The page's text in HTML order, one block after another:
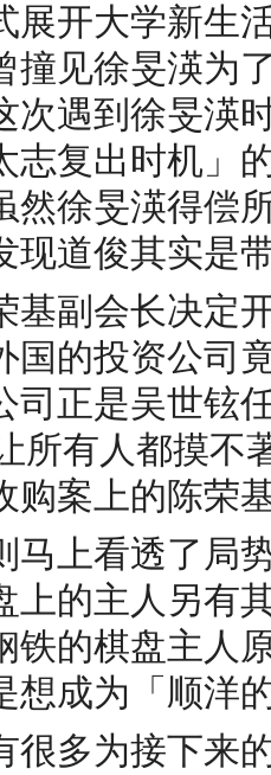
开大学新生活
撞见徐旻渶为
次遇到徐旻渶
志复出时机」
然徐旻渶得偿
现道俊其实是
副会长决定开
国的投资公司
司正是吴世铉
所有人都摸不
购案上的陈荣
上看透了局势
上的主人另有
铁的棋盘主人
想成为「顺洋
多为接下来的